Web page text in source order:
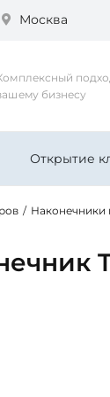
Москва
бизнесу
Открытие
/